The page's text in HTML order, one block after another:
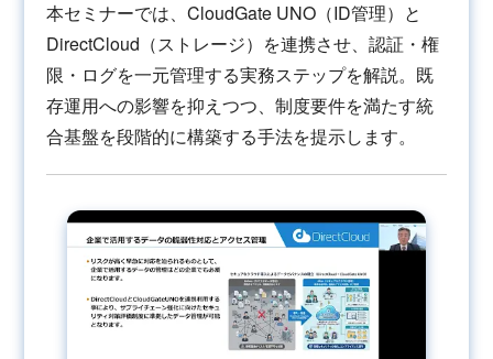
本セミナーでは、CloudGate UNO（ID管理）と
DirectCloud（ストレージ）を連携させ、認証・権
限・ログを一元管理する実務ステップを解説。既
存運用への影響を抑えつつ、制度要件を満たす統
合基盤を段階的に構築する手法を提示します。